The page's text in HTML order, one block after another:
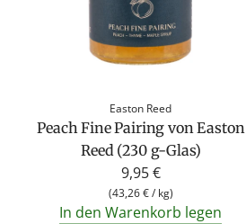
Easton Reed
Peach Fine Pairing von Easton
Reed (230 g-Glas)
9,95 €
(43,26 €/ kg)
In den Warenkorb legen